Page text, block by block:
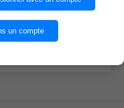
un compte